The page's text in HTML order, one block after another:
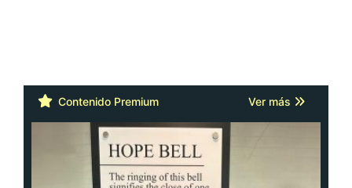
Contenido Premium Ver más